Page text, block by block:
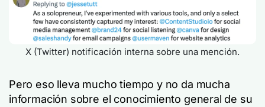
X (Twitter) notificación interna sobre una mención.
Pero eso lleva mucho tiempo y no da mucha
información sobre el conocimiento general de su